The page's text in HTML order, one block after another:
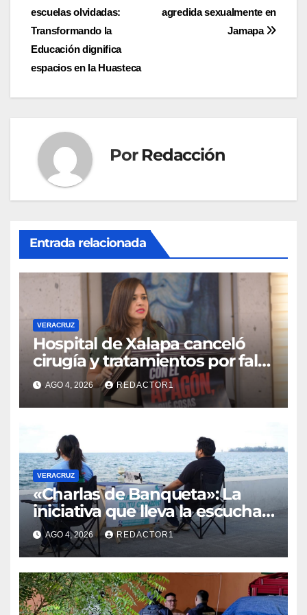
de
entradas
agredida sexualmente en
Jamapa
escuelas olvidadas:
Transformando la
Educación dignifica
espacios en la Huasteca
Por Redacción
Entrada relacionada
VERACRUZ
Hospital de Xalapa canceló
cirugía y tratamientos por falta
de energía eléctrica: Elena
Córdova
AGO 4, 2026 REDACTOR1
VERACRUZ
«Charlas de Banqueta»: La
iniciativa que lleva la escucha
de la salud mental al bulevar
de Veracruz
AGO 4, 2026 REDACTOR1